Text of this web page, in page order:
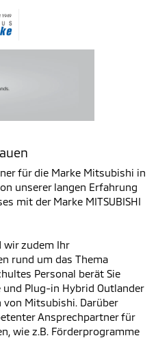
für die Marke Mitsubishi in
unserer langen Erfahrung
mit der Marke MITSUBISHI
wir zudem Ihr
rund um das Thema
Personal berät Sie
Plug-in Hybrid Outlander
Mitsubishi. Darüber
Ansprechpartner für
wie z.B. Förderprogramme